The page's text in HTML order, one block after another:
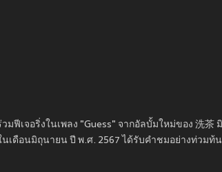
มฟีเจอริ่งในเพลง "Guess" จากอัลบั้มใหม่ของ 洗
เดือนมิถุนายน ปี พ.ศ. 2567 ได้รับคำชมอย่างท่วม